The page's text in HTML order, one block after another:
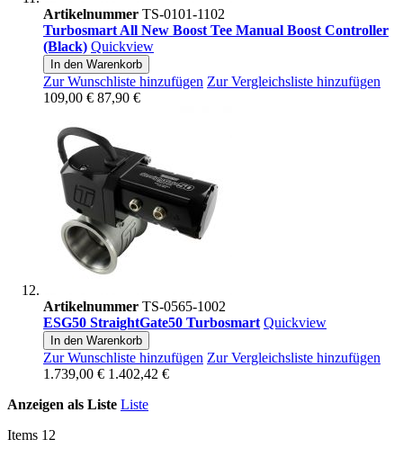
Artikelnummer TS-0101-1102
Turbosmart All New Boost Tee Manual Boost Controller
(Black) Quickview
In den Warenkorb
Zur Wunschliste hinzufügen Zur Vergleichsliste hinzufügen
109,00 € 87,90 €
Artikelnummer TS-0565-1002
ESG50 StraightGate50 Turbosmart Quickview
In den Warenkorb
Zur Wunschliste hinzufügen Zur Vergleichsliste hinzufügen
1.739,00 € 1.402,42 €
Anzeigen als Liste Liste
Items 12